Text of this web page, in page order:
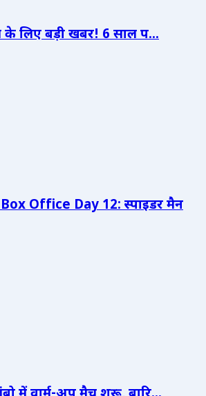
के लिए बड़ी खबर! 6 साल प...
Office Day 12: स्पाइडर मैन